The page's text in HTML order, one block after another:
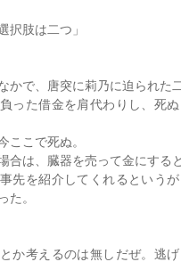
択肢は二つ」
かで、唐突に莉乃に迫られた
った借金を肩代わりし、死
ここで死ぬ。
合は、臓器を売って金にする
先を紹介してくれるという
た。
か考えるのは無しだぜ。逃